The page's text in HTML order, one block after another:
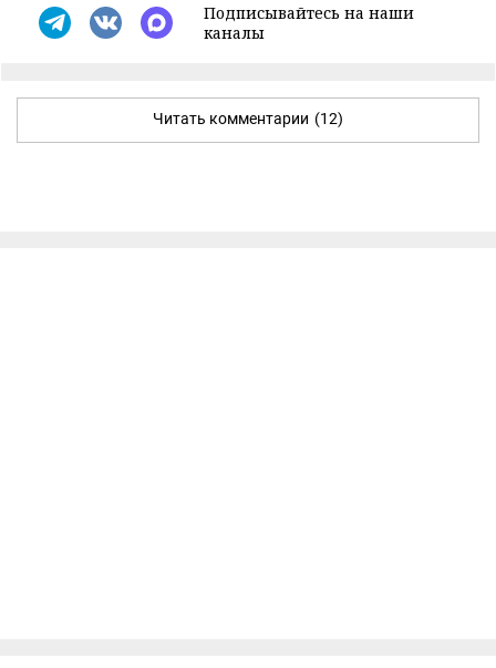
Подписывайтесь на наши
каналы
Читать комментарии (12)